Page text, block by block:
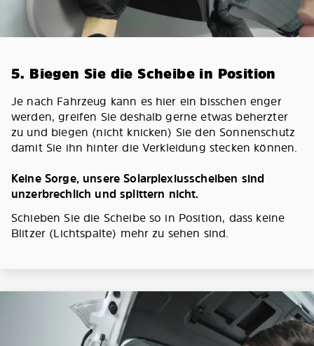
5. Biegen Sie die Scheibe in Position
Je nach Fahrzeug kann es hier ein bisschen enger
werden, greifen Sie deshalb gerne etwas beherzter
zu und biegen (nicht knicken) Sie den Sonnenschutz
damit Sie ihn hinter die Verkleidung stecken können.
Keine Sorge, unsere Solarplexiusscheiben sind
unzerbrechlich und splittern nicht.
Schieben Sie die Scheibe so in Position, dass keine
Blitzer (Lichtspalte) mehr zu sehen sind.